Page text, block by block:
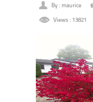
By : maurice
Views : 13821